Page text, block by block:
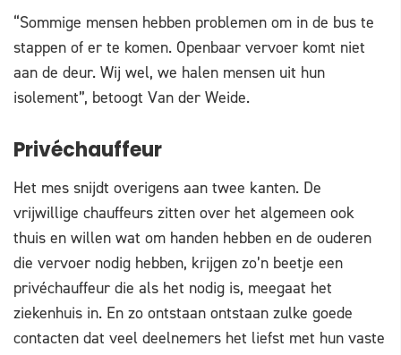
“Sommige mensen hebben problemen om in de bus te
stappen of er te komen. Openbaar vervoer komt niet
aan de deur. Wij wel, we halen mensen uit hun
isolement”, betoogt Van der Weide.
Privéchauffeur
Het mes snijdt overigens aan twee kanten. De
vrijwillige chauffeurs zitten over het algemeen ook
thuis en willen wat om handen hebben en de ouderen
die vervoer nodig hebben, krijgen zo’n beetje een
privéchauffeur die als het nodig is, meegaat het
ziekenhuis in. En zo ontstaan ontstaan zulke goede
contacten dat veel deelnemers het liefst met hun vaste